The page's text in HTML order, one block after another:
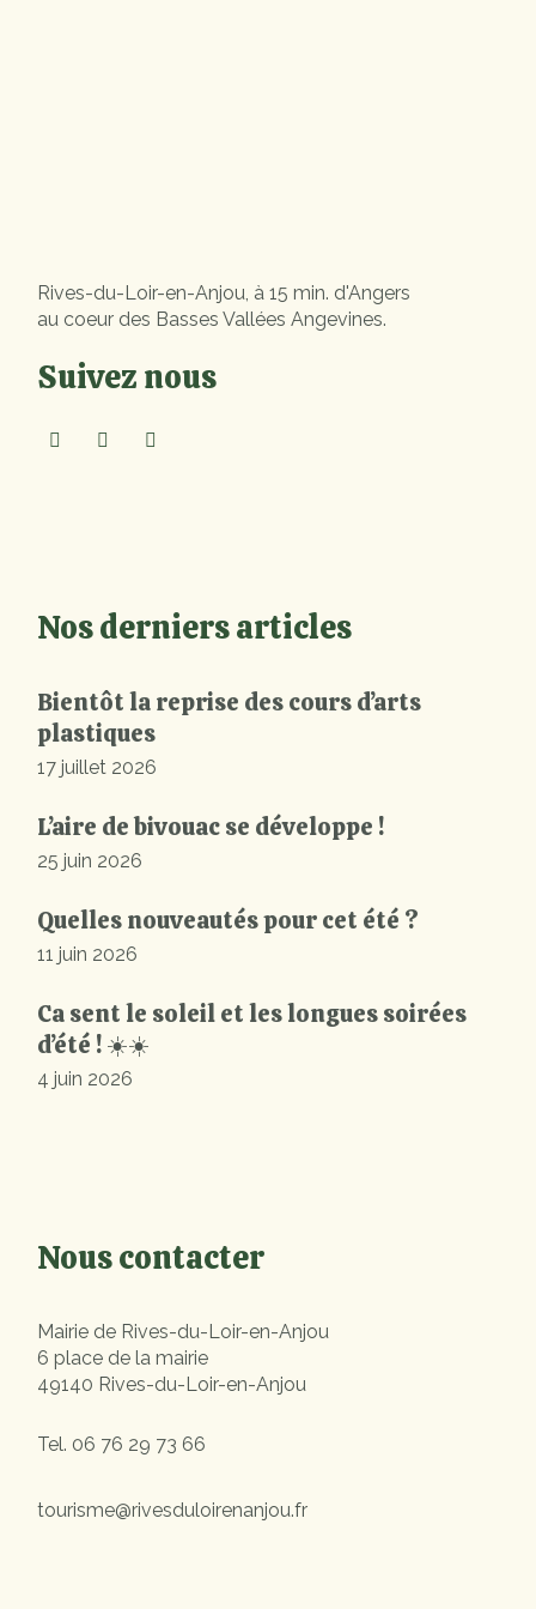
Rives-du-Loir-en-Anjou, à 15 min. d'Angers
au coeur des Basses Vallées Angevines.
Suivez nous
Nos derniers articles
Bientôt la reprise des cours d’arts
plastiques
17 juillet 2026
L’aire de bivouac se développe !
25 juin 2026
Quelles nouveautés pour cet été ?
11 juin 2026
Ca sent le soleil et les longues soirées
d’été ! ☀️☀️
4 juin 2026
Nous contacter
Mairie de Rives-du-Loir-en-Anjou
6 place de la mairie
49140 Rives-du-Loir-en-Anjou
Tel. 06 76 29 73 66
tourisme@rivesduloirenanjou.fr